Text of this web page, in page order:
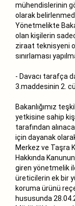
mühendislerinin
olarak
Yönetmelikte
olan kişilerin
ziraat teknisyeni
sınırlaması
- Davacı tarafça
3.maddesinin 2.
Bakanlığımız
yetkisine sahip
tarafından
için dayanak olarak
Merkez ve Taşra
Hakkında
giren yönetmelik
üreticilerin ek bir
koruma ürünü
hususunda